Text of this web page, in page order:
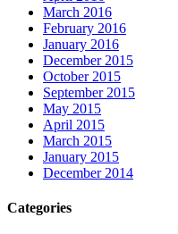
March 2016
February 2016
January 2016
December 2015
October 2015
September 2015
May 2015
April 2015
March 2015
January 2015
December 2014
Categories